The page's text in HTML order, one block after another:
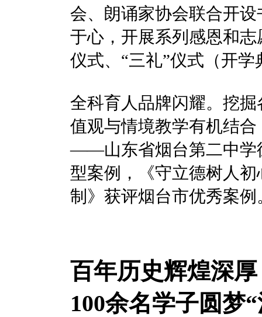
会、朗诵家协会联合开
于心，开展系列感恩和
仪式、“三礼”仪式（开
全科育人品牌闪耀。挖
值观与情境教学有机结
——山东省烟台第二中学
型案例，《守立德树人
制》获评烟台市优秀案例
百年历史辉煌深厚
100余名学子圆梦